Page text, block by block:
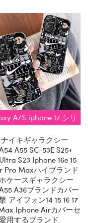
A/S iphone 17 シリ
イキギャラクシー
A55 SC-53E S25+
S23 Iphone 16e 15
Pro Maxハイブランド
ケースギャラクシー
A36ブランドカバー
アイフォン14 15 16 17
Iphone Airカバーセ
用するブランド